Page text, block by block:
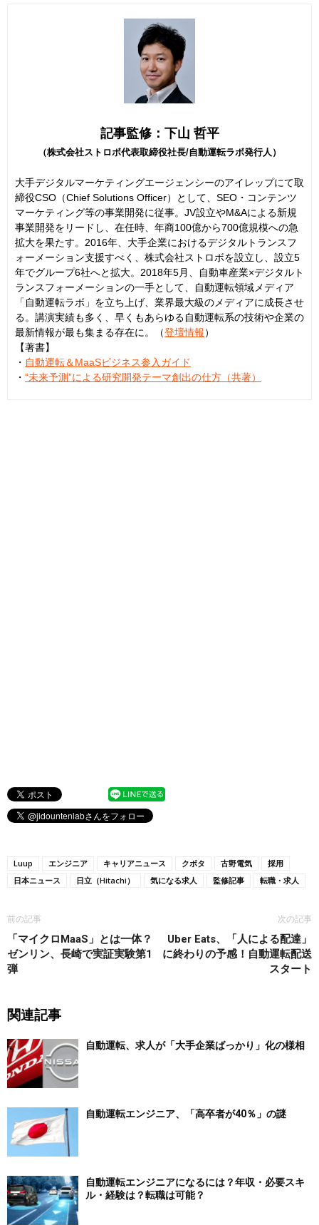
記事監修：下山 哲平
（株式会社ストロボ代表取締役社長/自動運転ラボ発行人）
大手デジタルマーケティングエージェンシーのアイレップにて取
締役CSO（Chief Solutions Officer）として、SEO・コンテンツ
マーケティング等の事業開発に従事。JV設立やM&Aによる新規
事業開発をリードし、在任時、年商100億から700億規模への急
拡大を果たす。2016年、大手企業におけるデジタルトランスフ
ォーメーション支援すべく、株式会社ストロボを設立し、設立5
年でグループ6社へと拡大。2018年5月、自動車産業×デジタルト
ランスフォーメーションの一手として、自動運転領域メディア
「自動運転ラボ」を立ち上げ、業界最大級のメディアに成長させ
る。講演実績も多く、早くもあらゆる自動運転系の技術や企業の
最新情報が最も集まる存在に。（登壇情報）
【著書】
・ 自動運転＆MaaSビジネス参入ガイド
・ “未来予測”による研究開発テーマ創出の仕方（共著）
Luup エンジニア キャリアニュース クボタ 古野電気
採用
日本ニュース
日立（Hitachi） 気になる求人 監修記事 転職・求人
前の記事
「マイクロMaaS」とは一体？
ゼンリン、長崎で実証実験第1
弾
次の記事
Uber Eats、「人による配達」
に終わりの予感！自動運転配送
スタート
関連記事
自動運転、求人が「大手企業ばっかり」化の様相
自動運転エンジニア、「高卒者が40％」の謎
自動運転エンジニアになるには？年収・必要スキ
ル・経験は？転職は可能？